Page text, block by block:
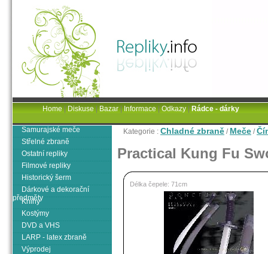
Kategorie : Chladné zbraně / Meče /
Practical Kung Fu
Délka čepele: 71cm
Samurajské meče
Střelné zbraně
Ostatní repliky
Filmové repliky
Historický šerm
Dárkové a dekorační
předměty
Knihy
Kostýmy
DVD a VHS
LARP - latex zbraně
Výprodej
Home|Diskuse|Bazar|Informace|Odkazy|Rádce - dárky